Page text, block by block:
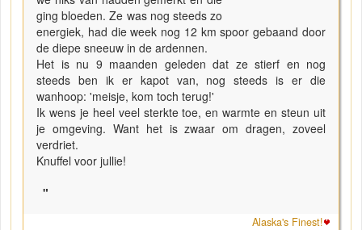
ging bloeden. Ze was nog steeds zo
energiek, had die week nog 12 km spoor gebaand door
de diepe sneeuw in de ardennen.
Het is nu 9 maanden geleden dat ze stierf en nog
steeds ben ik er kapot van, nog steeds is er die
wanhoop: 'meisje, kom toch terug!'
Ik wens je heel veel sterkte toe, en warmte en steun uit
je omgeving. Want het is zwaar om dragen, zoveel
verdriet.
Knuffel voor jullie!
"
Alaska's Finest!